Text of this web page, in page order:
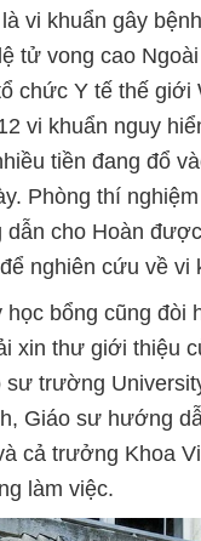
vi khuẩn gây
tử vong cao
chức Y tế thế giới
vi khuẩn nguy
tiền đang đổ
Phòng thí
cho Hoàn
nghiên cứu về vi
học bổng cũng đòi
xin thư giới thiệu
sư trường
Giáo sư hướng
cả trưởng Khoa
làm việc.